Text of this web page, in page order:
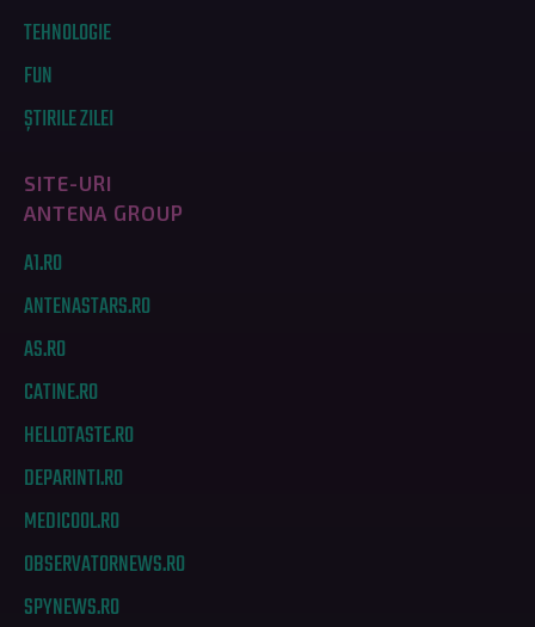
TEHNOLOGIE
FUN
ȘTIRILE ZILEI
SITE-URI
ANTENA GROUP
A1.RO
ANTENASTARS.RO
AS.RO
CATINE.RO
HELLOTASTE.RO
DEPARINTI.RO
MEDICOOL.RO
OBSERVATORNEWS.RO
SPYNEWS.RO